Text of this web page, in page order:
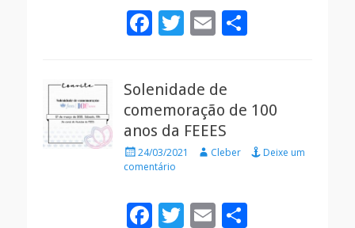
F
b
o
o
k
T
er
E
l e
Solenidade de
comemoração de 100
anos da FEEES
Posted
on
24/03/2021 AutorCleber
Deixe um
comentário
F T E